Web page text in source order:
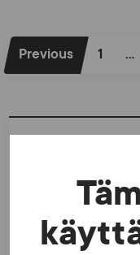
P
o
t
Previous 1 …
2025
2024